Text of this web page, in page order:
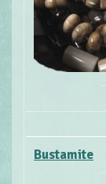
Bustamite